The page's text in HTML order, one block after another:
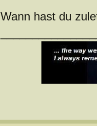
Wann hast du